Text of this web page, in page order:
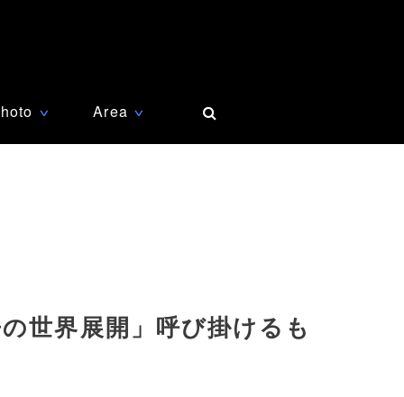
∨ Area ∨
世界展開」呼び掛けるも